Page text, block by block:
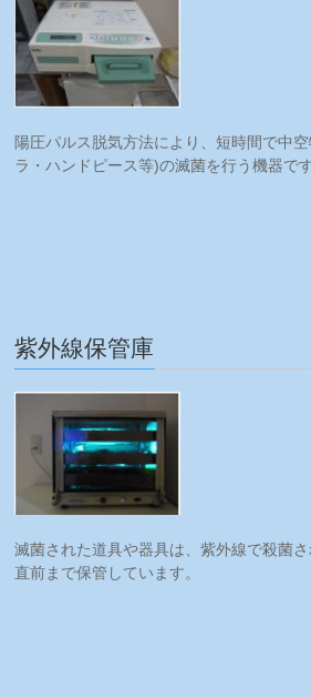
陽圧パルス脱気方法により、短時間で中
ラ・ハンドピース等)の滅菌を行う機器です
紫外線保管庫
滅菌された道具や器具は、紫外線で殺菌
直前まで保管しています。